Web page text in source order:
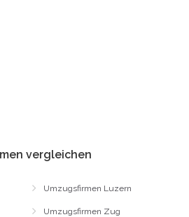
vergleichen
Umzugsfirmen Luzern
Umzugsfirmen Zug